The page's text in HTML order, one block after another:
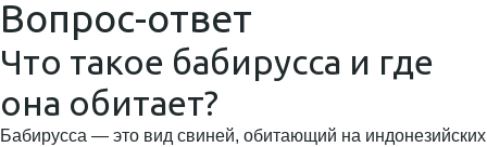
Вопрос-ответ
Что такое бабирусса и где
она обитает?
Бабирусса — это вид свиней, обитающий на индонезийских